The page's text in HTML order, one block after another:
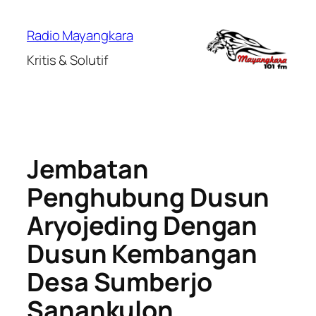
Radio Mayangkara
Kritis & Solutif
Jembatan
Penghubung Dusun
Aryojeding Dengan
Dusun Kembangan
Desa Sumberjo